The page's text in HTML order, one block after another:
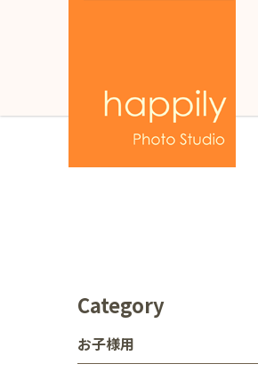
Category
お子様用